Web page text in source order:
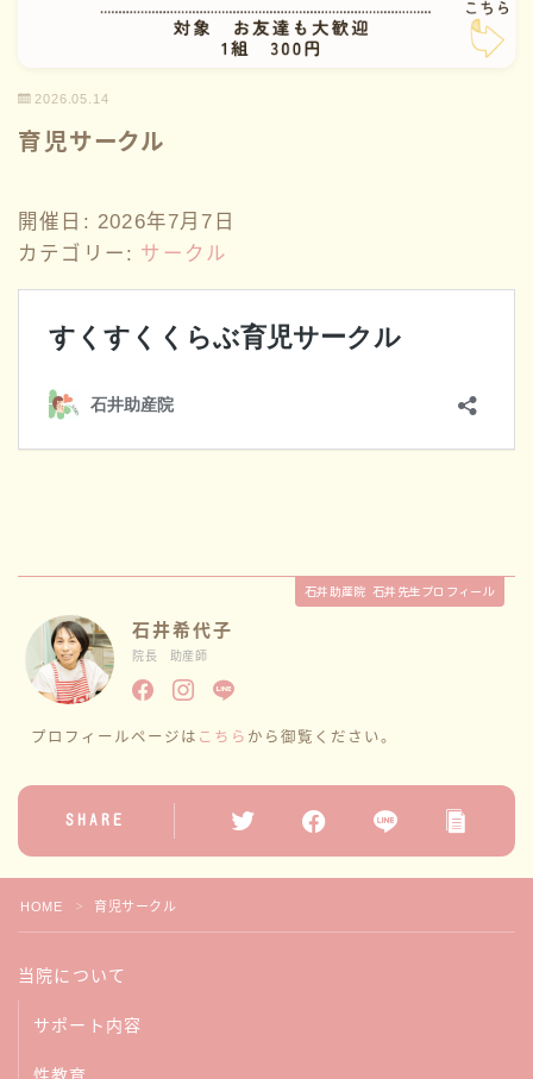
講座情報
ブログ一覧
お問い合わせ
2026.05.14
育児サークル
開催日: 2026年7月7日
カテゴリー: サークル
石井助産院 石井先生プロフィール
石井希代子
院長 助産師
プロフィールページは こちら から御覧ください。
SHARE
HOME ＞ 育児サークル
当院について
サポート内容